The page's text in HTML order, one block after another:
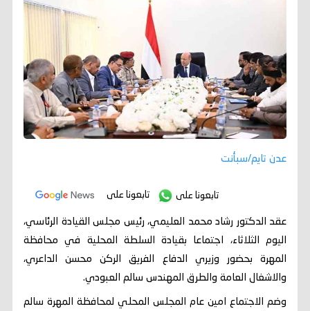
عدن تايم/سبأنت
تابعونا على تابعونا على
عقد الدكتور رشاد محمد العليمي، رئيس مجلس القيادة الرئاسي،
اليوم الثلاثاء، اجتماعا بقيادة السلطة المحلية في محافظة
المهرة بحضور وزيري الدفاع الفريق الركن محسن الداعري،
والاشغال العامة والطرق المهندس سالم العبودي.
وضم الاجتماع امين عام المجلس المحلي لمحافظة المهرة سالم